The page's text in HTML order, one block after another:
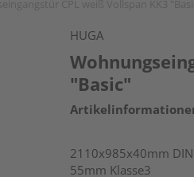
HUGA
"Basic"
2110x985x40mm
55mm Klasse3